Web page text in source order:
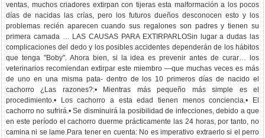
ventas, muchos criadores extirpan con tijeras esta malformación a los pocos
días de nacidas las crías, pero los futuros dueños desconocen esto y los
problemas recién aparecen cuando sus regalones son padres y tienen su
primera camada … LAS CAUSAS PARA EXTIRPARLOSin lugar a dudas las
complicaciones del dedo y los posibles accidentes dependerán de los hábitos
que tenga "Boby". Ahora bien, si la idea es prevenir antes de curar… los
veterinarios recomiendan extirpar este miembro —que muchas veces es más
de uno en una misma pata- dentro de los 10 primeros días de nacido el
cachorro ¿Las razones?:• Mientras más pequeño más simple es el
procedimiento.• Los cachorro a esta edad tienen menos conciencia.• El
cachorro no sufrirá.• Se disminuirá la posibilidad de infecciones, debido a que
en este período el cachorro duerme prácticamente las 24 horas, por tanto, no
camina ni se lame.Para tener en cuenta: No es imperativo extraerlo si el perro